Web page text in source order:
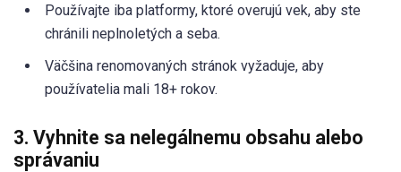
Používajte iba platformy, ktoré overujú vek, aby ste
chránili neplnoletých a seba.
Väčšina renomovaných stránok vyžaduje, aby
používatelia mali 18+ rokov.
3. Vyhnite sa nelegálnemu obsahu alebo
správaniu